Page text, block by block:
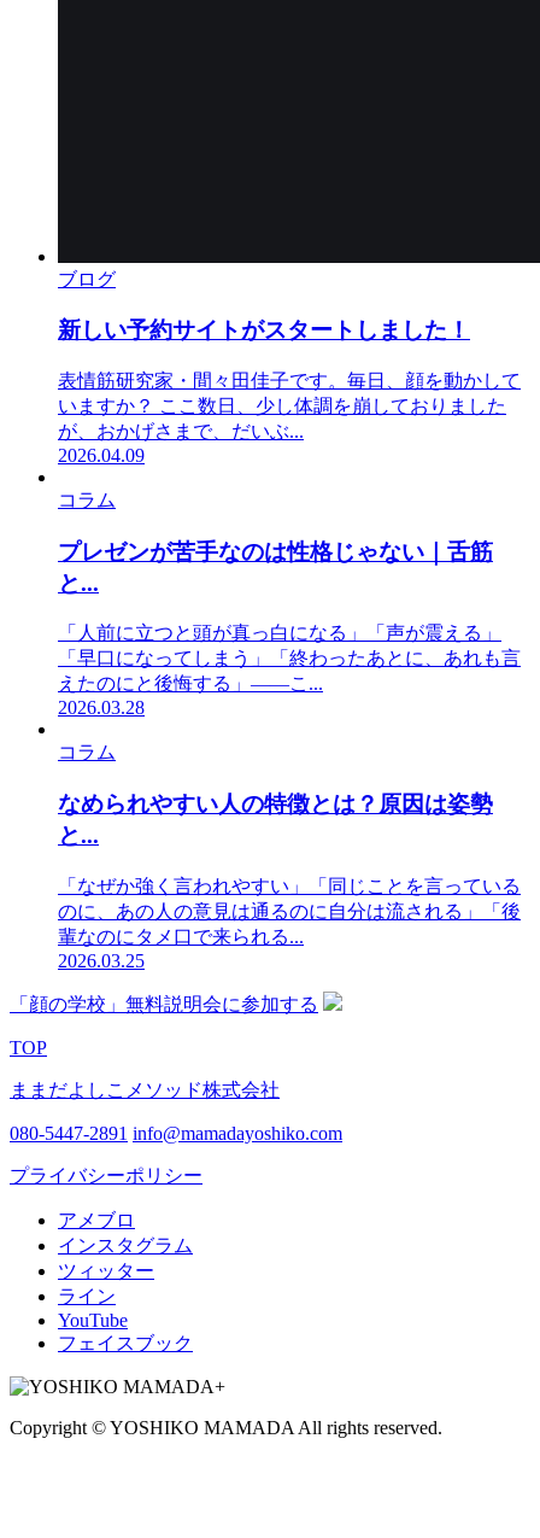
ブログ
新しい予約サイトがスタートしました！
表情筋研究家・間々田佳子です。毎日、顔を動かして
いますか？ ここ数日、少し体調を崩しておりました
が、おかげさまで、だいぶ...
2026.04.09
コラム
プレゼンが苦手なのは性格じゃない｜舌筋
と...
「人前に立つと頭が真っ白になる」「声が震える」
「早口になってしまう」「終わったあとに、あれも言
えたのにと後悔する」——こ...
2026.03.28
コラム
なめられやすい人の特徴とは？原因は姿勢
と...
「なぜか強く言われやすい」「同じことを言っている
のに、あの人の意見は通るのに自分は流される」「後
輩なのにタメ口で来られる...
2026.03.25
「顔の学校」無料説明会に参加する
TOP
ままだよしこメソッド株式会社
080-5447-2891 info@mamadayoshiko.com
プライバシーポリシー
アメブロ
インスタグラム
ツィッター
ライン
YouTube
フェイスブック
Copyright © YOSHIKO MAMADA All rights reserved.